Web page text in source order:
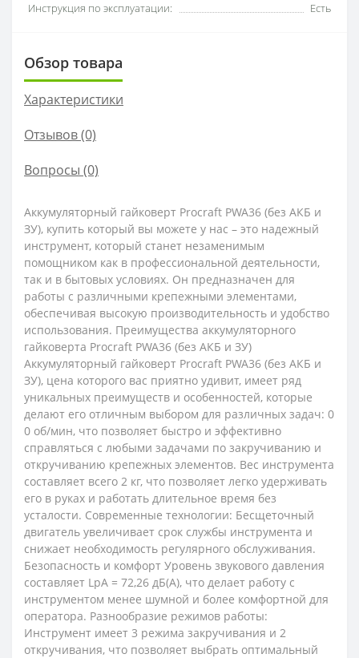
Инструкция по эксплуатации:
Есть
Обзор товара
Характеристики
Отзывов (0)
Вопросы (0)
Аккумуляторный гайковерт Procraft PWA36 (без АКБ и
ЗУ), купить который вы можете у нас – это надежный
инструмент, который станет незаменимым
помощником как в профессиональной деятельности,
так и в бытовых условиях. Он предназначен для
работы с различными крепежными элементами,
обеспечивая высокую производительность и удобство
использования. Преимущества аккумуляторного
гайковерта Procraft PWA36 (без АКБ и ЗУ)
Аккумуляторный гайковерт Procraft PWA36 (без АКБ и
ЗУ), цена которого вас приятно удивит, имеет ряд
уникальных преимуществ и особенностей, которые
делают его отличным выбором для различных задач: 0
0 об/мин, что позволяет быстро и эффективно
справляться с любыми задачами по закручиванию и
откручиванию крепежных элементов. Вес инструмента
составляет всего 2 кг, что позволяет легко удерживать
его в руках и работать длительное время без
усталости. Современные технологии: Бесщеточный
двигатель увеличивает срок службы инструмента и
снижает необходимость регулярного обслуживания.
Безопасность и комфорт Уровень звукового давления
составляет LpA = 72,26 дБ(А), что делает работу с
инструментом менее шумной и более комфортной для
оператора. Разнообразие режимов работы:
Инструмент имеет 3 режима закручивания и 2
откручивания, что позволяет выбрать оптимальный